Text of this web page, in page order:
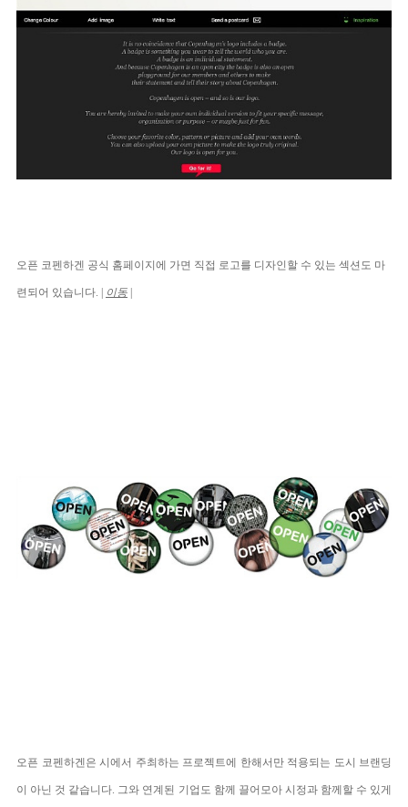
오픈 코펜하겐 공식 홈페이지에 가면 직접 로고를 디자인할 수 있는 섹션도 마
련되어 있습니다. | 이동
오픈 코펜하겐은 시에서 주최하는 프로젝트에 한해서만 적용되는 도시 브랜딩
이 아닌 것 같습니다. 그와 연계된 기업도 함께 끌어모아 시정과 함께할 수 있게